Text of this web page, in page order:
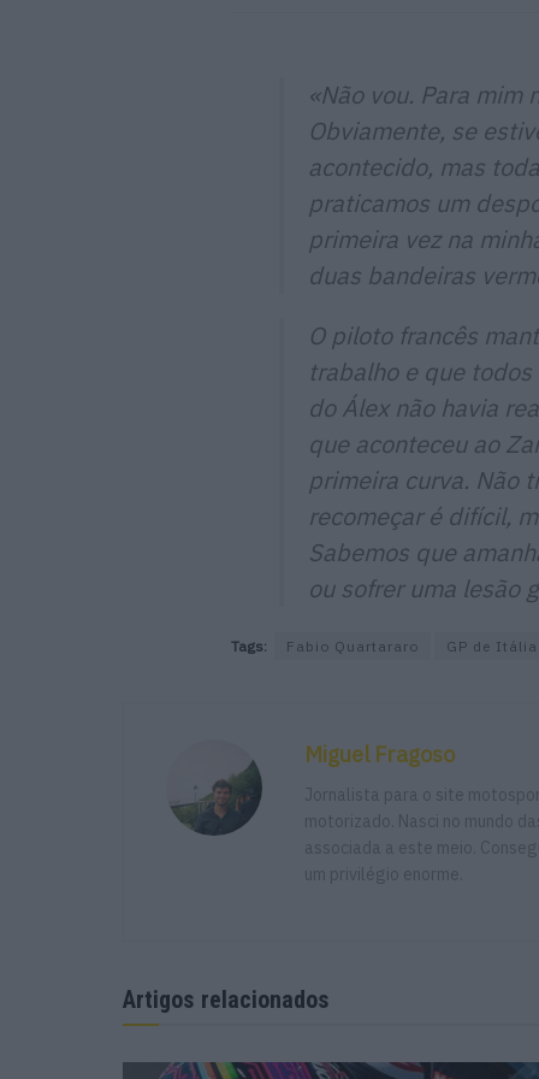
«Não vou. Para mim
Obviamente, se
acontecido, mas
praticamos um
primeira vez na
duas bandeiras
O piloto francês
trabalho e que
do Álex não havia
que aconteceu ao
primeira curva. Não
recomeçar é difícil,
Sabemos que
ou sofrer uma lesão
Tags: Fabio Quartararo GP de
Miguel Fragoso
Jornalista para o site
motorizado. Nasci no mundo
associada a este meio.
um privilégio enorme.
Artigos relacionados